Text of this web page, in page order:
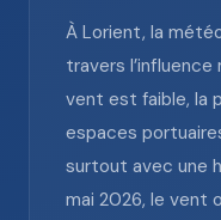
À Lorient, la
travers
vent est faible, la
espaces
surtout avec une
mai 2026, le vent